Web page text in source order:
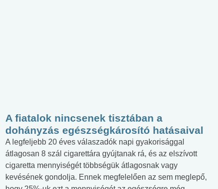
A fiatalok nincsenek tisztában a
dohányzás egészségkárosító hatásaival
A legfeljebb 20 éves válaszadók napi gyakorisággal
átlagosan 8 szál cigarettára gyújtanak rá, és az elszívott
cigaretta mennyiségét többségük átlagosnak vagy
kevésének gondolja. Ennek megfelelően az sem meglepő,